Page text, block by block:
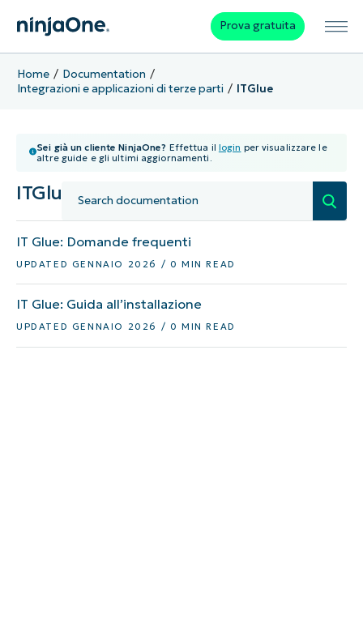
Prova gratuita
Home
Documentation
Integrazioni e applicazioni di terze parti
ITGlue
Sei già un cliente NinjaOne? Effettua il login per visualizzare le
altre guide e gli ultimi aggiornamenti.
ITGlue
IT Glue: Domande frequenti
UPDATED GENNAIO 2026 / 0 MIN READ
IT Glue: Guida all’installazione
UPDATED GENNAIO 2026 / 0 MIN READ